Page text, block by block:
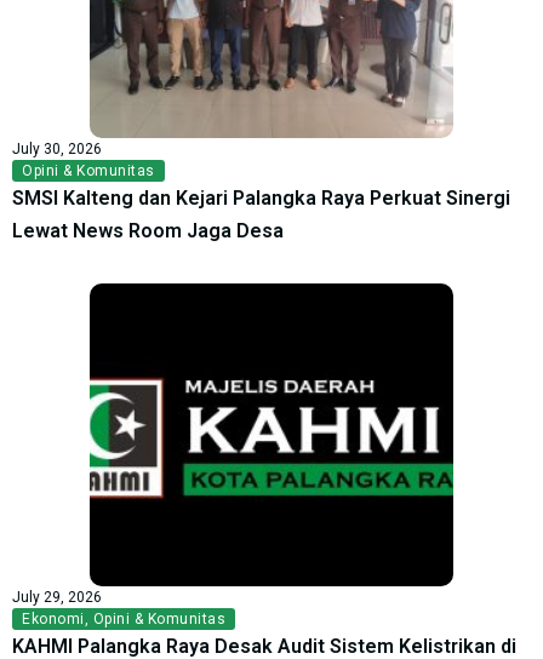
July 30, 2026
Opini & Komunitas
SMSI Kalteng dan Kejari Palangka Raya Perkuat Sinergi
Lewat News Room Jaga Desa
July 29, 2026
Ekonomi, Opini & Komunitas
KAHMI Palangka Raya Desak Audit Sistem Kelistrikan di